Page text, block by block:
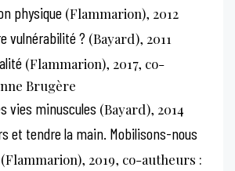
physique (Flammarion), 2012
vulnérabilité ? (Bayard), 2011
(Flammarion), 2017, co-
Brugère
vies minuscules (Bayard), 2014
et tendre la main. Mobilisons-nous
(Flammarion), 2019, co-autheurs :